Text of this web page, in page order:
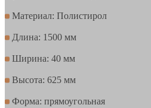
Материал: Полистирол
Длина: 1500 мм
Ширина: 40 мм
Высота: 625 мм
Форма: прямоугольная